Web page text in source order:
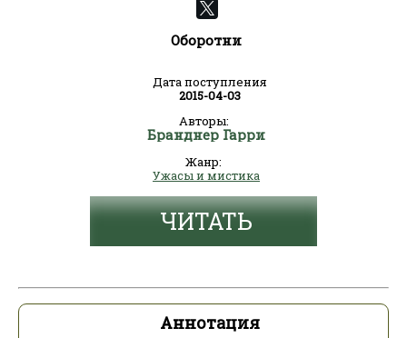
Оборотни
Дата поступления
2015-04-03
Авторы:
Бранднер Гарри
Жанр:
Ужасы и мистика
ЧИТАТЬ
Аннотация